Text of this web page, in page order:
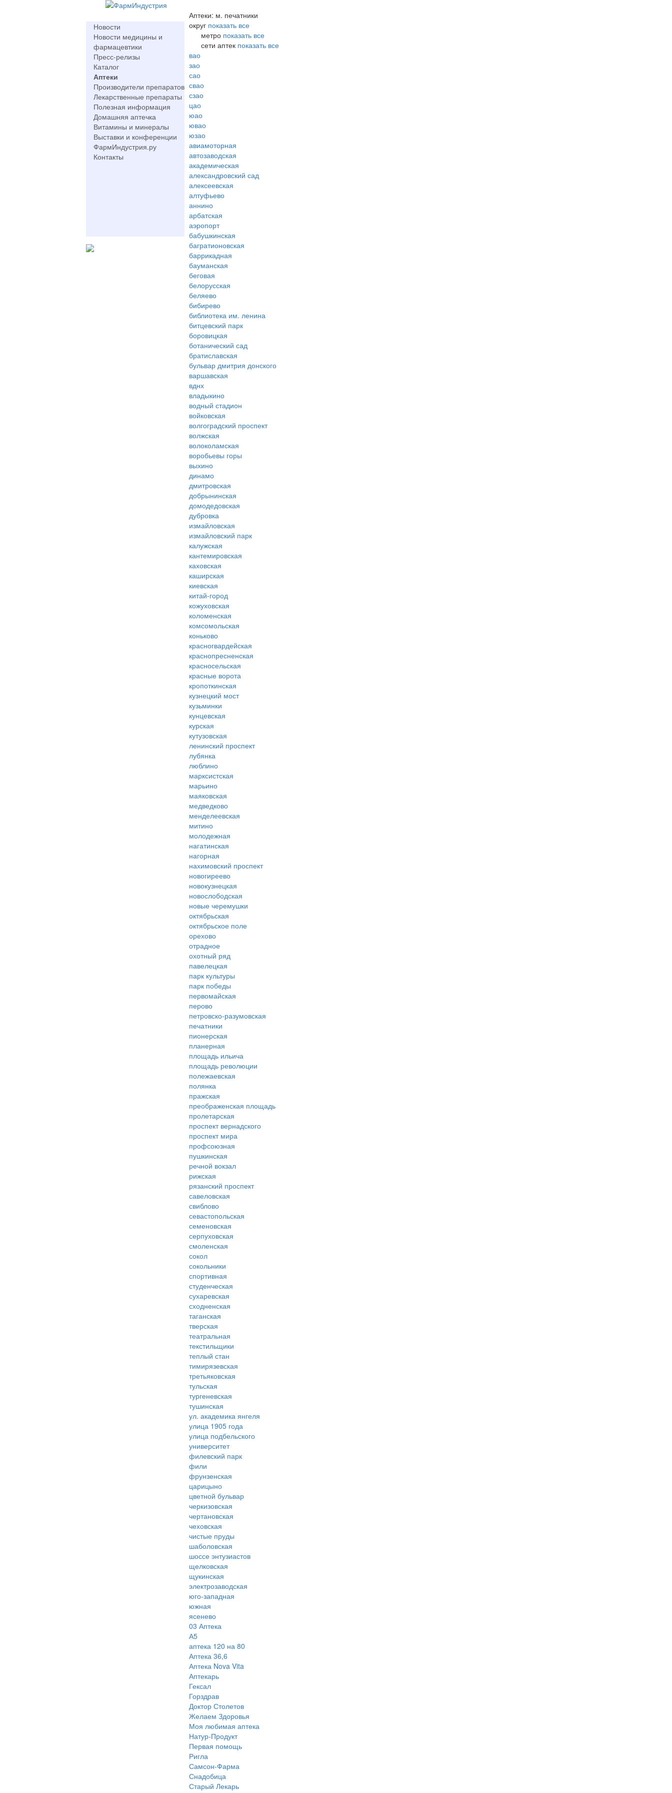
Новости
Новости медицины и
фармацевтики
Пресс-релизы
Каталог
Аптеки
Производители препаратов
Лекарственные препараты
Полезная информация
Домашняя аптечка
Витамины и минералы
Выставки и конференции
ФармИндустрия.ру
Контакты
Аптеки: м. печатники
округ показать все
метро показать все
сети аптек показать все
вао
зао
сао
свао
сзао
цао
юао
ювао
юзао
авиамоторная
автозаводская
академическая
александровский сад
алексеевская
алтуфьево
аннино
арбатская
аэропорт
бабушкинская
багратионовская
баррикадная
бауманская
беговая
белорусская
беляево
бибирево
библиотека им. ленина
битцевский парк
боровицкая
ботанический сад
братиславская
бульвар дмитрия донского
варшавская
вднх
владыкино
водный стадион
войковская
волгоградский проспект
волжская
волоколамская
воробьевы горы
выхино
динамо
дмитровская
добрынинская
домодедовская
дубровка
измайловская
измайловский парк
калужская
кантемировская
каховская
каширская
киевская
китай-город
кожуховская
коломенская
комсомольская
коньково
красногвардейская
краснопресненская
красносельская
красные ворота
кропоткинская
кузнецкий мост
кузьминки
кунцевская
курская
кутузовская
ленинский проспект
лубянка
люблино
марксистская
марьино
маяковская
медведково
менделеевская
митино
молодежная
нагатинская
нагорная
нахимовский проспект
новогиреево
новокузнецкая
новослободская
новые черемушки
октябрьская
октябрьское поле
орехово
отрадное
охотный ряд
павелецкая
парк культуры
парк победы
первомайская
перово
петровско-разумовская
печатники
пионерская
планерная
площадь ильича
площадь революции
полежаевская
полянка
пражская
преображенская площадь
пролетарская
проспект вернадского
проспект мира
профсоюзная
пушкинская
речной вокзал
рижская
рязанский проспект
савеловская
свиблово
севастопольская
семеновская
серпуховская
смоленская
сокол
сокольники
спортивная
студенческая
сухаревская
сходненская
таганская
тверская
театральная
текстильщики
теплый стан
тимирязевская
третьяковская
тульская
тургеневская
тушинская
ул. академика янгеля
улица 1905 года
улица подбельского
университет
филевский парк
фили
фрунзенская
царицыно
цветной бульвар
черкизовская
чертановская
чеховская
чистые пруды
шаболовская
шоссе энтузиастов
щелковская
щукинская
электрозаводская
юго-западная
южная
ясенево
03 Аптека
А5
аптека 120 на 80
Аптека 36,6
Аптека Nova Vita
Аптекарь
Гексал
Горздрав
Доктор Столетов
Желаем Здоровья
Моя любимая аптека
Натур-Продукт
Первая помощь
Ригла
Самсон-Фарма
Снадобица
Старый Лекарь